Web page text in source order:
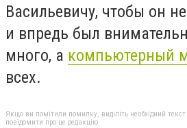
Васильевичу, чтобы он
и впредь был
много, а компьютерный
всех.
Якщо ви помітили помилку, виділіть необхідний
повідомити про це редакцію